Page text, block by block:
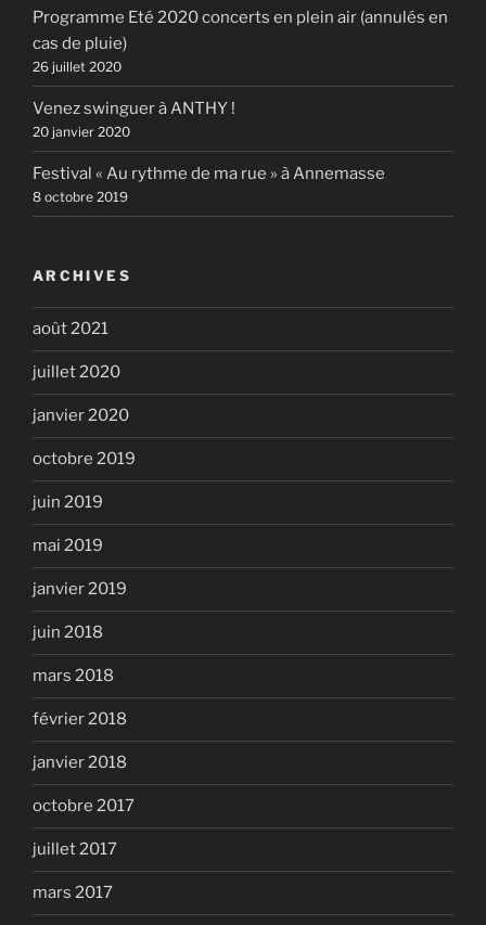
Programme Eté 2020 concerts en plein air (annulés en
cas de pluie)
26 juillet 2020
Venez swinguer à ANTHY !
20 janvier 2020
Festival « Au rythme de ma rue » à Annemasse
8 octobre 2019
ARCHIVES
août 2021
juillet 2020
janvier 2020
octobre 2019
juin 2019
mai 2019
janvier 2019
juin 2018
mars 2018
février 2018
janvier 2018
octobre 2017
juillet 2017
mars 2017